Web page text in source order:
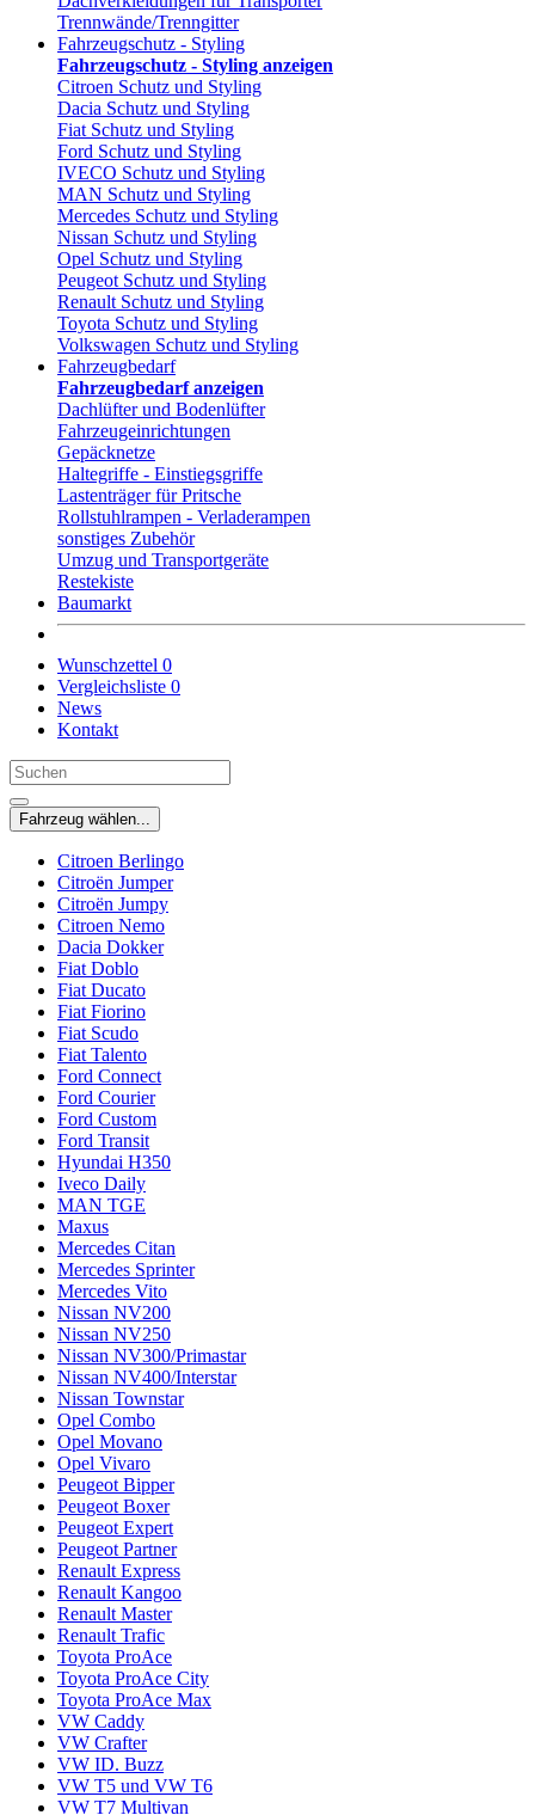
Trennwände/Trenngitter
Fahrzeugschutz - Styling
Fahrzeugschutz - Styling anzeigen
Citroen Schutz und Styling
Dacia Schutz und Styling
Fiat Schutz und Styling
Ford Schutz und Styling
IVECO Schutz und Styling
MAN Schutz und Styling
Mercedes Schutz und Styling
Nissan Schutz und Styling
Opel Schutz und Styling
Peugeot Schutz und Styling
Renault Schutz und Styling
Toyota Schutz und Styling
Volkswagen Schutz und Styling
Fahrzeugbedarf
Fahrzeugbedarf anzeigen
Dachlüfter und Bodenlüfter
Fahrzeugeinrichtungen
Gepäcknetze
Haltegriffe - Einstiegsgriffe
Lastenträger für Pritsche
Rollstuhlrampen - Verladerampen
sonstiges Zubehör
Umzug und Transportgeräte
Restekiste
Baumarkt
Wunschzettel 0
Vergleichsliste 0
News
Kontakt
Fahrzeug wählen...
Citroen Berlingo
Citroën Jumper
Citroën Jumpy
Citroen Nemo
Dacia Dokker
Fiat Doblo
Fiat Ducato
Fiat Fiorino
Fiat Scudo
Fiat Talento
Ford Connect
Ford Courier
Ford Custom
Ford Transit
Hyundai H350
Iveco Daily
MAN TGE
Maxus
Mercedes Citan
Mercedes Sprinter
Mercedes Vito
Nissan NV200
Nissan NV250
Nissan NV300/Primastar
Nissan NV400/Interstar
Nissan Townstar
Opel Combo
Opel Movano
Opel Vivaro
Peugeot Bipper
Peugeot Boxer
Peugeot Expert
Peugeot Partner
Renault Express
Renault Kangoo
Renault Master
Renault Trafic
Toyota ProAce
Toyota ProAce City
Toyota ProAce Max
VW Caddy
VW Crafter
VW ID. Buzz
VW T5 und VW T6
VW T7 Multivan